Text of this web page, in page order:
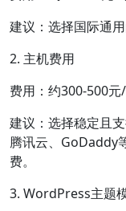
建议：选择国际通
2. 主机费用
费用：约300-500元/
建议：选择稳定且
腾讯云、GoDaddy
费。
3. WordPress主题